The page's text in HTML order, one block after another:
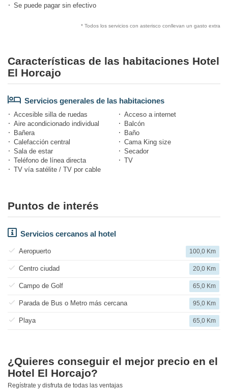
Se puede pagar sin efectivo
* Todos los servicios con asterisco conllevan un gasto extra
Características de las habitaciones Hotel
El Horcajo
Servicios generales de las habitaciones
Accesible silla de ruedas
Acceso a internet
Aire acondicionado individual
Balcón
Bañera
Baño
Calefacción central
Cama King size
Sala de estar
Secador
Teléfono de línea directa
TV
TV vía satélite / TV por cable
Puntos de interés
Servicios cercanos al hotel
Aeropuerto 100,0 Km
Centro ciudad 20,0 Km
Campo de Golf 65,0 Km
Parada de Bus o Metro más cercana 95,0 Km
Playa 65,0 Km
¿Quieres conseguir el mejor precio en el
Hotel El Horcajo?
Regístrate y disfruta de todas las ventajas